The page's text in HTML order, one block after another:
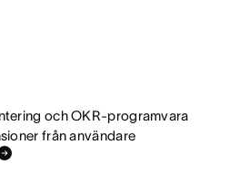
och OKR-programvara
från användare